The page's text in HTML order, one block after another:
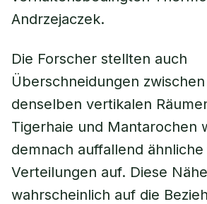
Andrzejaczek.
Die Forscher stellten auch
Überschneidungen
denselben vertikalen
Tigerhaie und Mantarochen
demnach auffallend
Verteilungen auf. Diese
wahrscheinlich auf die